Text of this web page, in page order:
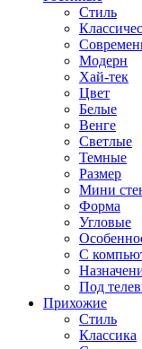
Стиль
Модерн
Хай-тек
Цвет
Белые
Венге
Светлые
Темные
Размер
Мини
Форма
Угловые
С
Под
Прихожие
Стиль
Классика